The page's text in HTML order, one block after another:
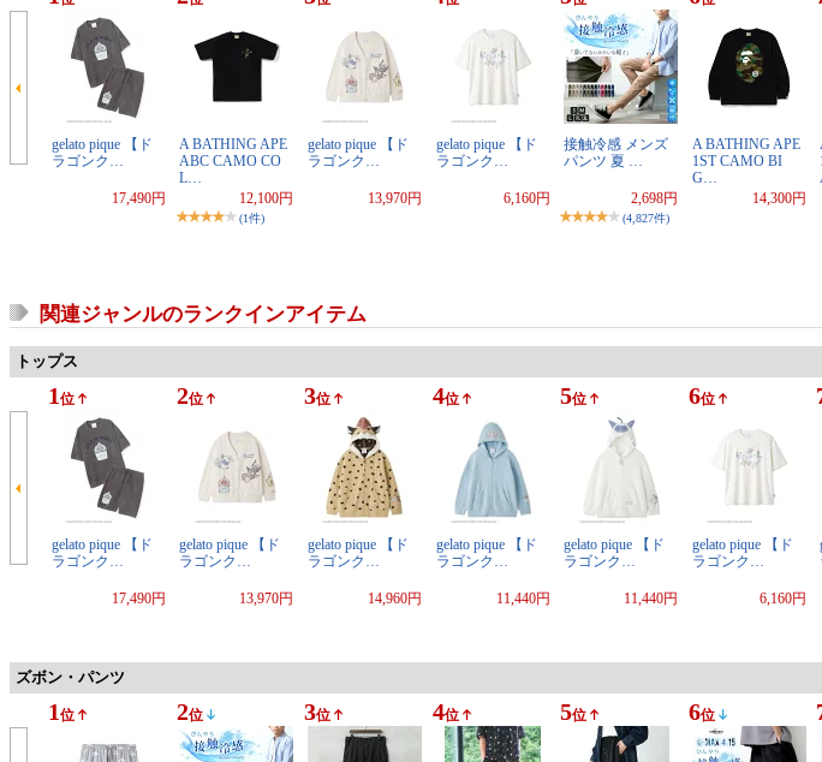
gelato pique 【ド
ラゴンク…
17,490円
A BATHING APE
ABC CAMO CO
L…
12,100円
(1件)
gelato pique 【ド
ラゴンク…
13,970円
gelato pique 【ド
ラゴンク…
6,160円
接触冷感 メンズ
パンツ 夏 …
2,698円
(4,827件)
A BATHING APE
1ST CAMO BI
G…
14,300円
関連ジャンルのランクインアイテム
トップス
1 位
gelato pique 【ド
ラゴンク…
17,490円
2位
gelato pique 【ド
ラゴンク…
13,970円
3位
gelato pique 【ド
ラゴンク…
14,960円
4位
gelato pique 【ド
ラゴンク…
11,440円
5位
gelato pique 【ド
ラゴンク…
11,440円
6位
gelato pique 【ド
ラゴンク…
6,160円
ズボン・パンツ
1 位 2位 3位 4位 5位 6位